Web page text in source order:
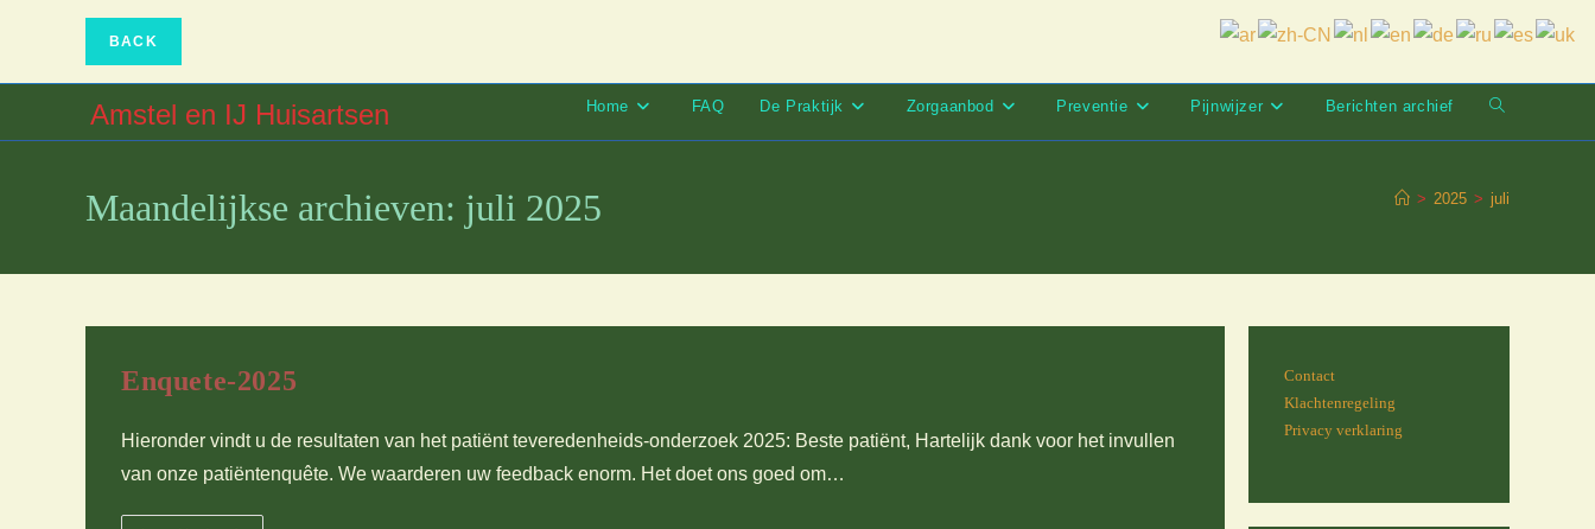
Amstel en IJ Huisartsen Home FAQ De Praktijk Zorgaanbod Preventie Pijnwijzer Berichten archief
Toggle
website
Maandelijkse archieven: juli 2025 > 2025 > juli
Enquete-2025
Hieronder vindt u de resultaten van het patiënt teveredenheids-onderzoek 2025: Beste patiënt, Hartelijk dank voor het invullen
van onze patiëntenquête. We waarderen uw feedback enorm. Het doet ons goed om…
Contact
Klachtenregeling
Privacy verklaring